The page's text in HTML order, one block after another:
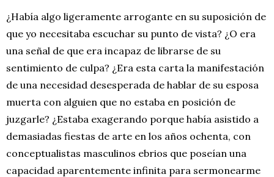
¿Había algo ligeramente arrogante en su suposición de
que yo necesitaba escuchar su punto de vista? ¿O era
una señal de que era incapaz de librarse de su
sentimiento de culpa? ¿Era esta carta la manifestación
de una necesidad desesperada de hablar de su esposa
muerta con alguien que no estaba en posición de
juzgarle? ¿Estaba exagerando porque había asistido a
demasiadas fiestas de arte en los años ochenta, con
conceptualistas masculinos ebrios que poseían una
capacidad aparentemente infinita para sermonearme